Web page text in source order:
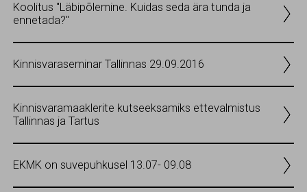
Koolitus "Läbipõlemine. Kuidas seda ära tunda ja
ennetada?"
Kinnisvaraseminar Tallinnas 29.09.2016
Kinnisvaramaaklerite kutseeksamiks ettevalmistus
Tallinnas ja Tartus
EKMK on suvepuhkusel 13.07- 09.08